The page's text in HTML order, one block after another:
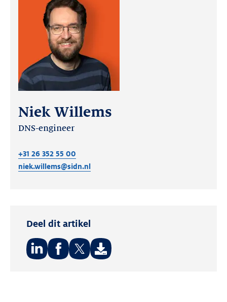
Niek Willems
DNS-engineer
+31 26 352 55 00
niek.willems@sidn.nl
Deel dit artikel